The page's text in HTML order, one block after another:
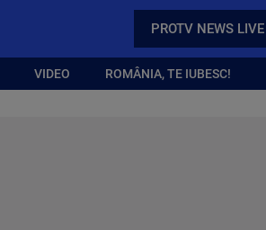
PROTV NEWS LIVE
VIDEO ROMÂNIA, TE IUBESC!